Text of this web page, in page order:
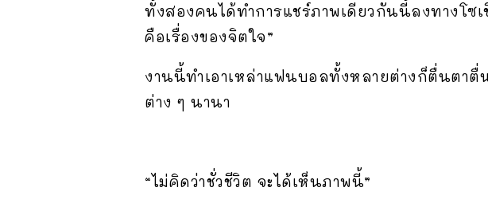
ทั้งสองคนได้ทำการแชร์ภาพเดียวกันนี้ลงทางโ
คือเรื่องของจิตใจ”
งานนี้ทำเอาเหล่าแฟนบอลทั้งหลายต่างก็ตื่นตาตื่
ต่าง ๆ นานา
“ไม่คิดว่าชั่วชีวิต จะได้เห็นภาพนี้”